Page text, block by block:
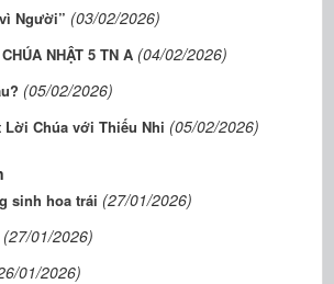
Người” (03/02/2026)
NHẬT 5 TN A (04/02/2026)
(05/02/2026)
Lời Chúa với Thiếu Nhi (05/02/2026)
sinh hoa trái (27/01/2026)
(27/01/2026)
01/2026)